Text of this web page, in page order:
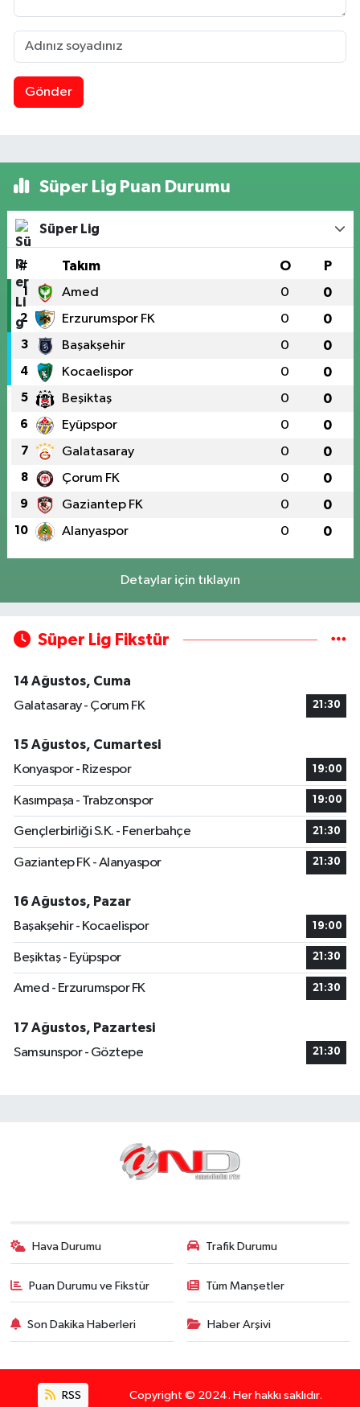
Gönder
Süper Lig Puan Durumu
Süper Lig
# Takım O P
1 Amed 0 0
2 Erzurumspor FK 0 0
3 Başakşehir 0 0
4 Kocaelispor 0 0
5 Beşiktaş 0 0
6 Eyüpspor 0 0
7 Galatasaray 0 0
8 Çorum FK 0 0
9 Gaziantep FK 0 0
10 Alanyaspor 0 0
Detaylar için tıklayın
Süper Lig Fikstür
14 Ağustos, Cuma
Galatasaray - Çorum FK
21:30
15 Ağustos, Cumartesi
Konyaspor - Rizespor
19:00
Kasımpaşa - Trabzonspor 19:00
Gençlerbirliği S.K. - Fenerbahçe 21:30
Gaziantep FK - Alanyaspor 21:30
16 Ağustos, Pazar
Başakşehir - Kocaelispor
19:00
Beşiktaş - Eyüpspor 21:30
Amed - Erzurumspor FK 21:30
17 Ağustos, Pazartesi
Samsunspor - Göztepe
21:30
Hava Durumu Trafik Durumu
Puan Durumu ve Fikstür Tüm Manşetler
Son Dakika Haberleri Haber Arşivi
RSS Copyright © 2024. Her hakkı saklıdır.